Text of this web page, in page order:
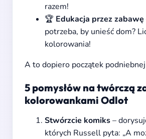
razem!
🏆 Edukacja przez zabawę
potrzeba, by unieść dom?
kolorowania!
A to dopiero początek
5 pomysłów na twórczą
kolorowankami Odlot
Stwórzcie komiks–
których Russell pyta: „A